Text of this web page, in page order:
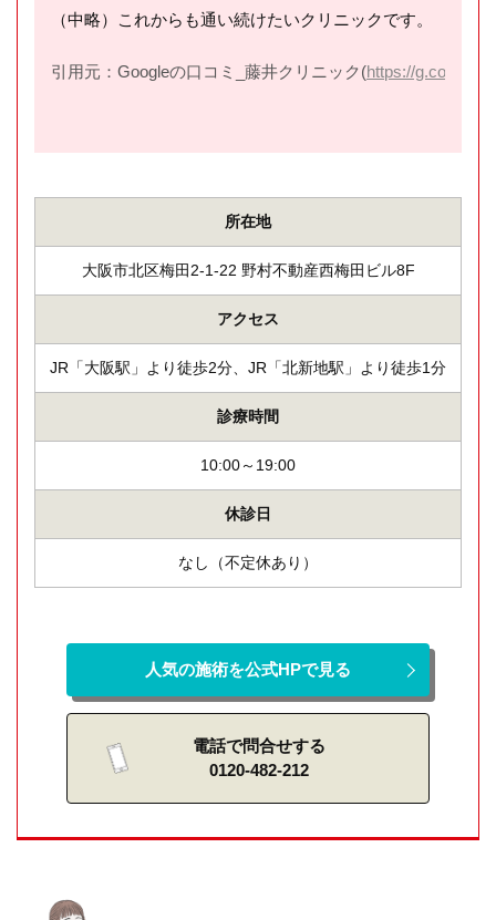
（中略）これからも通い続けたいクリニックです。
引用元：Googleの口コミ_藤井クリニック(https://g.co/kgs/
所在地
大阪市北区梅田2-1-22 野村不動産西梅田ビル8F
アクセス
JR「大阪駅」より徒歩2分、JR「北新地駅」より徒歩1分
診療時間
10:00～19:00
休診日
なし（不定休あり）
人気の施術を公式HPで見る
電話で問合せする
0120-482-212